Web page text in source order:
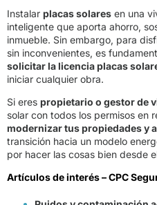
Instalar placas solares en una
inteligente que aporta ahorro,
inmueble. Sin embargo, para
sin inconvenientes, es
solicitar la licencia placas
iniciar cualquier obra.
Si eres propietario o gestor de
solar con todos los permisos en
modernizar tus propiedades y
transición hacia un modelo
por hacer las cosas bien desde
Artículos de interés – CPC